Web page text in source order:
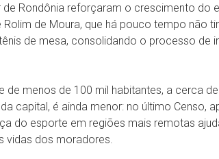
Rondônia reforçaram o crescimento do
Rolim de Moura, que há pouco tempo não
de mesa, consolidando o processo de
de menos de 100 mil habitantes, a cerca
capital, é ainda menor: no último Censo,
do esporte em regiões mais remotas
vidas dos moradores.